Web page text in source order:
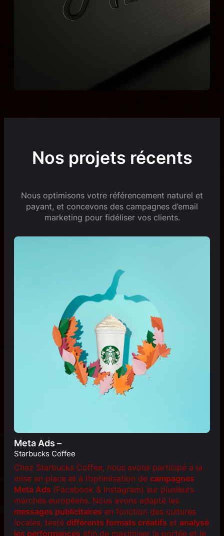
Nos projets récents
Nous optimisons votre référencement naturel et
payant, et concevons des campagnes d’email
marketing pour fidéliser vos clients.
Meta Ads –
Starbucks Coffee
Chez Starbucks Coffee, nous avons participé à la
mise en place et à l’optimisation de campagnes
Meta Ads (Facebook & Instagram) sur plusieurs
marchés européens. Nous avons adapté les
messages publicitaires en fonction des cultures
locales, testé différents formats créatifs et analysé
les performances afin de maximiser la portée et le